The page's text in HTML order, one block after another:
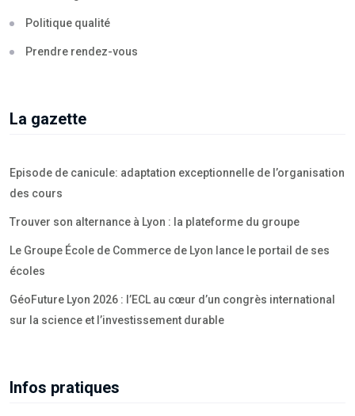
Politique qualité
Prendre rendez-vous
La gazette
Episode de canicule: adaptation exceptionnelle de l’organisation
des cours
Trouver son alternance à Lyon : la plateforme du groupe
Le Groupe École de Commerce de Lyon lance le portail de ses
écoles
GéoFuture Lyon 2026 : l’ECL au cœur d’un congrès international
sur la science et l’investissement durable
Infos pratiques